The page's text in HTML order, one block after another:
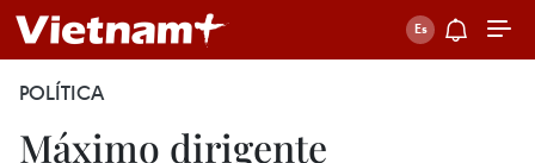
POLÍTICA
Máximo dirigente